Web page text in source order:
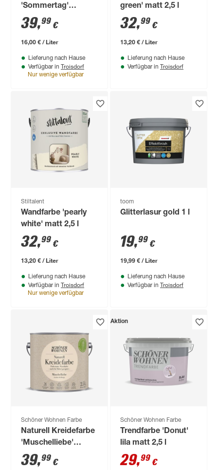
'Sommertag'
hellgelb matt 2,5 l
39,99 €
16,00 € / Liter
Lieferung nach Hause
Verfügbar in Troisdorf
Nur wenige verfügbar
green' matt 2,5 l
32,99 €
13,20 € / Liter
Lieferung nach Hause
Verfügbar in Troisdorf
Stiltalent
Wandfarbe 'pearly
white' matt 2,5 l
32,99 €
13,20 € / Liter
Lieferung nach Hause
Verfügbar in Troisdorf
Nur wenige verfügbar
toom
Glitterlasur gold 1 l
19,99 €
19,99 € / Liter
Lieferung nach Hause
Verfügbar in Troisdorf
Schöner Wohnen Farbe
Naturell Kreidefarbe
'Muschelliebe'
hellbeige matt 2,5 l
39,99 €
Aktion
Schöner Wohnen Farbe
Trendfarbe 'Donut'
lila matt 2,5 l
29,99 €